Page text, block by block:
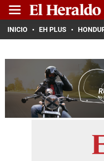
INICIO EH PLUS